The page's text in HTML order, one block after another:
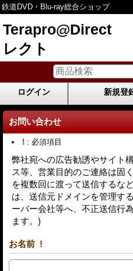
鉄道DVD・Blu-ray総合ショップ
Terapro@Direct
レクト
ログイン 新規登
お問い合わせ
! : 必須項目
弊社宛への広告勧誘やサイト
ス等、営業目的のご連絡は固
を複数回に渡って送信するな
は、送信元ドメインを管理す
ーバー会社等へ、不正送信行
ます。)
お名前 !